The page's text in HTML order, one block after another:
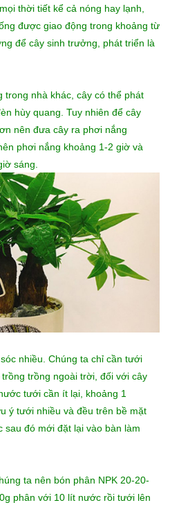
thời tiết kể cả nóng hay lạnh,
được giao động trong khoảng từ
để cây sinh trưởng, phát triển là
trong nhà khác, cây có thể phát
hùy quang. Tuy nhiên để cây
nên đưa cây ra phơi nắng
phơi nắng khoảng 1-2 giờ và
sáng.
nhiều. Chúng ta chỉ cần tưới
trồng ngoài trời, đối với cây
tưới cần ít lại, khoảng 1
ý tưới nhiều và đều trên bề mặt
đó mới đặt lại vào bàn làm
ta nên bón phân NPK 20-20-
phân với 10 lít nước rồi tưới lên